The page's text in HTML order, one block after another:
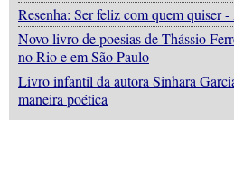
Resenha: Ser feliz com quem quiser
Novo livro de poesias de Thássio
no Rio e em São Paulo
Livro infantil da autora Sinhara
maneira poética